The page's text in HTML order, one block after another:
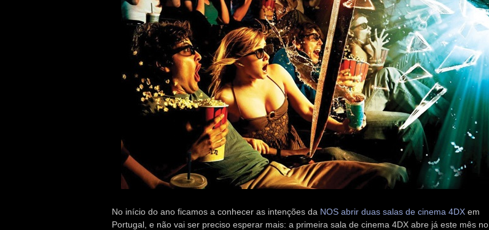
No início do ano ficamos a conhecer as intenções da NOS abrir duas salas de cinema 4DX em
Portugal, e não vai ser preciso esperar mais: a primeira sala de cinema 4DX abre já este mês no